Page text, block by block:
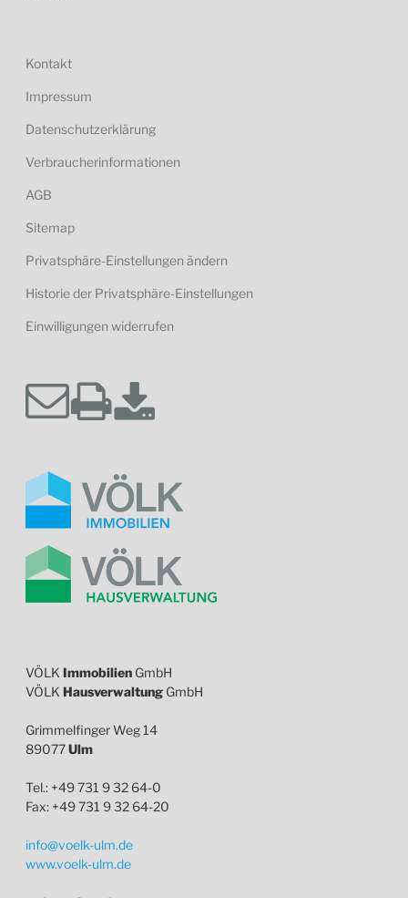
Kontakt
Impressum
Datenschutzerklärung
Verbraucherinformationen
AGB
Sitemap
Privatsphäre-Einstellungen ändern
Historie der Privatsphäre-Einstellungen
Einwilligungen widerrufen
VÖLK Immobilien GmbH
VÖLK Hausverwaltung GmbH
Grimmelfinger Weg 14
89077Ulm
Tel.: +49 731 9 32 64-0
Fax: +49 731 9 32 64-20
info@voelk-ulm.de
www.voelk-ulm.de